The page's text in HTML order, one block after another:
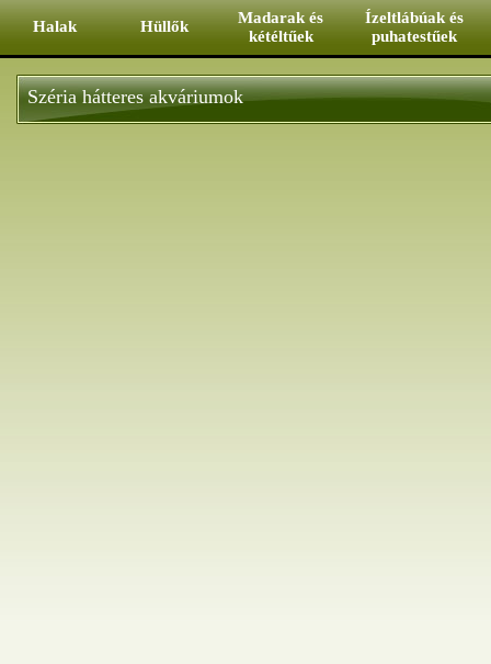
Halak Hüllők
Madarak és
kétéltűek
Ízeltlábúak és
puhatestűek
Széria hátteres akváriumok